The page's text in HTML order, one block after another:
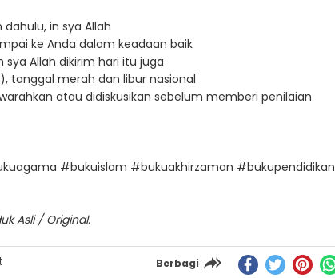
in sya Allah
ke Anda dalam keadaan baik
sya Allah dikirim hari itu juga
tanggal merah dan libur nasional
atau didiskusikan sebelum memberi penilaian
#bukuislam #bukuakhirzaman
Asli / Original.
Berbagi